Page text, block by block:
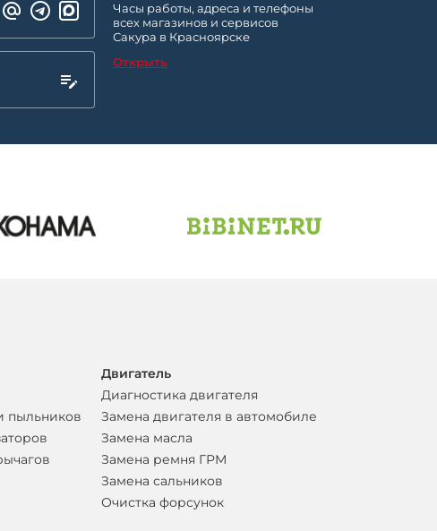
Часы работы, адреса и телефоны
всех магазинов и сервисов
Сакура в Красноярске
Открыть
пыльников
Двигатель
Диагностика двигателя
Замена двигателя в автомобиле
Замена масла
Замена ремня ГРМ
Замена сальников
Очистка форсунок